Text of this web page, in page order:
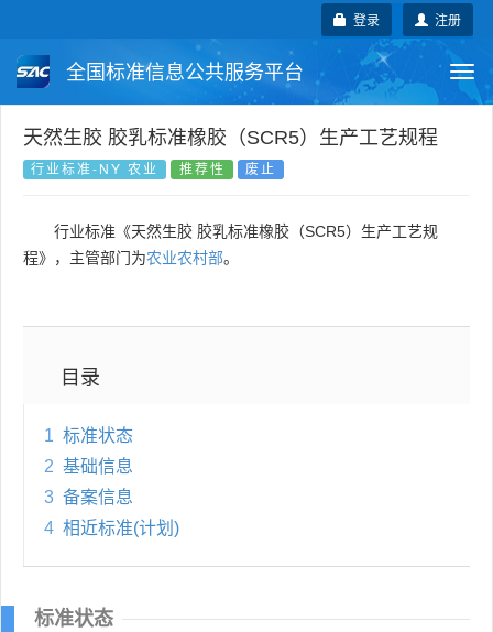
注册
登录
全国标准信息公共服务平台
国家标准 行业标准 地方标准
国外标准 技术委员会
天然生胶 胶乳标准橡胶（SCR5）生产工艺规程
行业标准-NY 农业 推荐性 废止
行业标准《天然生胶 胶乳标准橡胶（SCR5）生产工艺规
程》，主管部门为农业农村部。
目录
1 标准状态
2 基础信息
3 备案信息
4 相近标准(计划)
标准状态